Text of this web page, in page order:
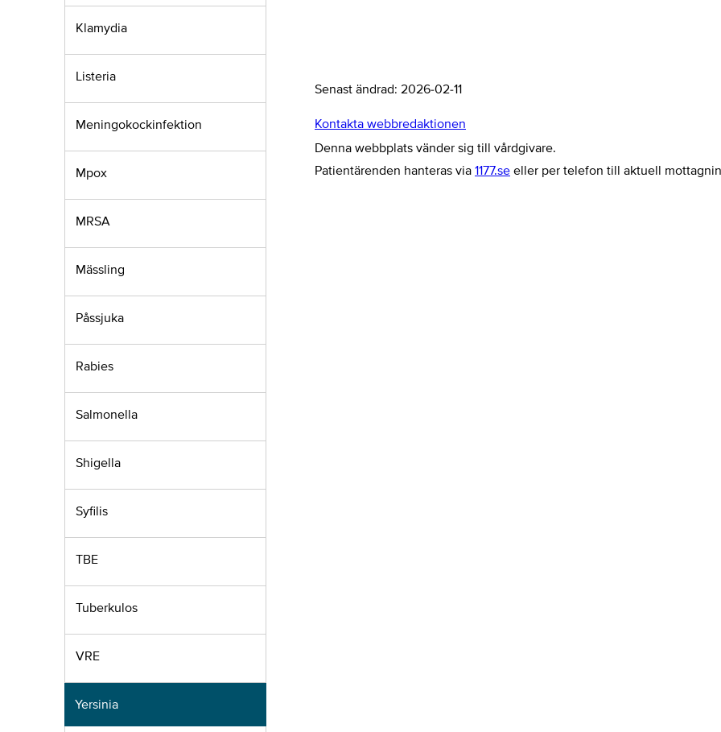
Klamydia
Listeria
Meningokockinfektion
Mpox
MRSA
Mässling
Påssjuka
Rabies
Salmonella
Shigella
Syfilis
TBE
Tuberkulos
VRE
Yersinia
Senast ändrad: 2026-02-11
Kontakta webbredaktionen
Denna webbplats vänder sig till vårdgivare.
Patientärenden hanteras via 1177.se eller per telefon till aktuell